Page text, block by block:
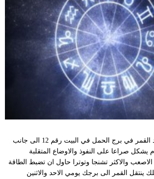
مهنيا: البداية مع وجود القمر في برج الحمل في البيت رقم 12 الى جانب
يشكل صراعا على النفوذ والاوضاع المتقلبة
الاصعب والاكثر تشنجا وتوترا حاول ان تضبط الطاقة
ينتقل القمر الى برجك يومي الاحد والاثنين